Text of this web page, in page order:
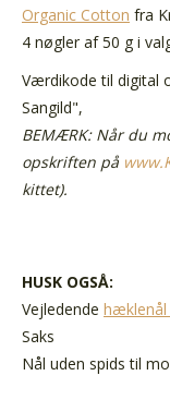
Organic Cotton fra
4 nøgler af 50 g i
Værdikode til digital
Sangild",
BEMÆRK: Når du
opskriften på
kittet).
HUSK OGSÅ:
Vejledende hæklenål
Saks
Nål uden spids til